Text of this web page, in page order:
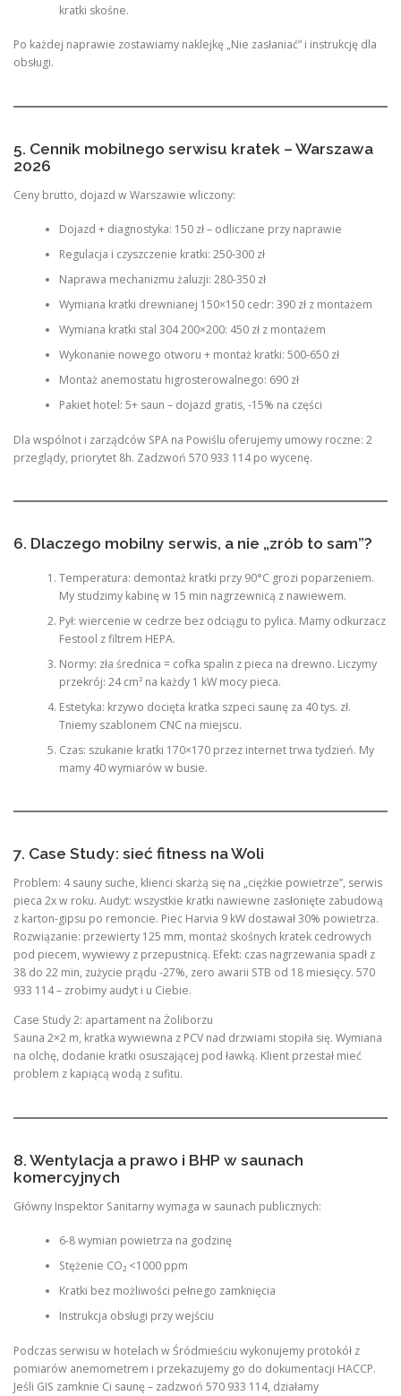
kratki skośne.
Po każdej naprawie zostawiamy naklejkę „Nie zasłaniać” i instrukcję dla
obsługi.
5. Cennik mobilnego serwisu kratek – Warszawa
2026
Ceny brutto, dojazd w Warszawie wliczony:
Dojazd + diagnostyka: 150 zł – odliczane przy naprawie
Regulacja i czyszczenie kratki: 250-300 zł
Naprawa mechanizmu żaluzji: 280-350 zł
Wymiana kratki drewnianej 150×150 cedr: 390 zł z montażem
Wymiana kratki stal 304 200×200: 450 zł z montażem
Wykonanie nowego otworu + montaż kratki: 500-650 zł
Montaż anemostatu higrosterowalnego: 690 zł
Pakiet hotel: 5+ saun – dojazd gratis, -15% na części
Dla wspólnot i zarządców SPA na Powiślu oferujemy umowy roczne: 2
przeglądy, priorytet 8h. Zadzwoń 570 933 114 po wycenę.
6. Dlaczego mobilny serwis, a nie „zrób to sam”?
Temperatura: demontaż kratki przy 90°C grozi poparzeniem.
My studzimy kabinę w 15 min nagrzewnicą z nawiewem.
Pył: wiercenie w cedrze bez odciągu to pylica. Mamy odkurzacz
Festool z filtrem HEPA.
Normy: zła średnica = cofka spalin z pieca na drewno. Liczymy
przekrój: 24 cm² na każdy 1 kW mocy pieca.
Estetyka: krzywo docięta kratka szpeci saunę za 40 tys. zł.
Tniemy szablonem CNC na miejscu.
Czas: szukanie kratki 170×170 przez internet trwa tydzień. My
mamy 40 wymiarów w busie.
7. Case Study: sieć fitness na Woli
Problem: 4 sauny suche, klienci skarżą się na „ciężkie powietrze”, serwis
pieca 2x w roku. Audyt: wszystkie kratki nawiewne zasłonięte zabudową
z karton-gipsu po remoncie. Piec Harvia 9 kW dostawał 30% powietrza.
Rozwiązanie: przewierty 125 mm, montaż skośnych kratek cedrowych
pod piecem, wywiewy z przepustnicą. Efekt: czas nagrzewania spadł z
38 do 22 min, zużycie prądu -27%, zero awarii STB od 18 miesięcy. 570
933 114 – zrobimy audyt i u Ciebie.
Case Study 2: apartament na Żoliborzu
Sauna 2×2 m, kratka wywiewna z PCV nad drzwiami stopiła się. Wymiana
na olchę, dodanie kratki osuszającej pod ławką. Klient przestał mieć
problem z kapiącą wodą z sufitu.
8. Wentylacja a prawo i BHP w saunach
komercyjnych
Główny Inspektor Sanitarny wymaga w saunach publicznych:
6-8 wymian powietrza na godzinę
Stężenie CO₂ <1000 ppm
Kratki bez możliwości pełnego zamknięcia
Instrukcja obsługi przy wejściu
Podczas serwisu w hotelach w Śródmieściu wykonujemy protokół z
pomiarów anemometrem i przekazujemy go do dokumentacji HACCP.
Jeśli GIS zamknie Ci saunę – zadzwoń 570 933 114, działamy